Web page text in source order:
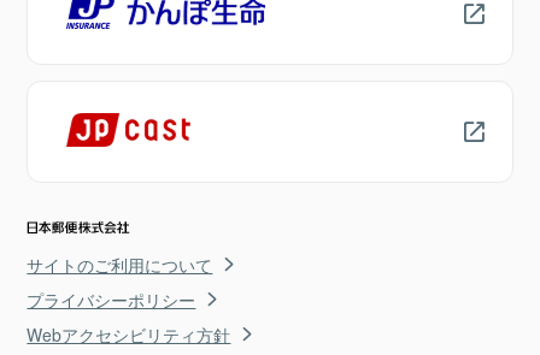
サイトのご利用について
プライバシーポリシー
Webアクセシビリティ方針